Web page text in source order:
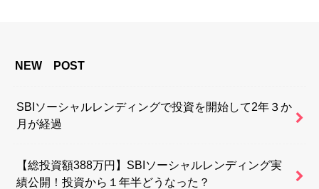
NEW POST
SBIソーシャルレンディングで投資を開始して2年３か
月が経過
【総投資額388万円】SBIソーシャルレンディング実
績公開！投資から１年半どうなった？